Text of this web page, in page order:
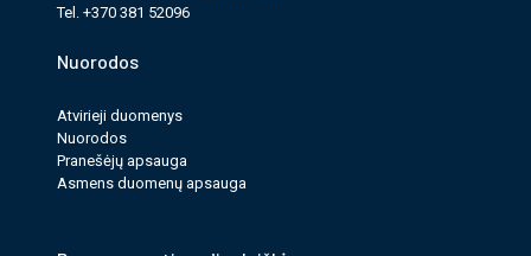
Tel. +370 381 52096
Nuorodos
Atvirieji duomenys
Nuorodos
Pranešėjų apsauga
Asmens duomenų apsauga